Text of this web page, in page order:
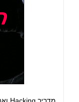
מדריך Hacking ואבטחת מידע, קובץ PDF להורדה